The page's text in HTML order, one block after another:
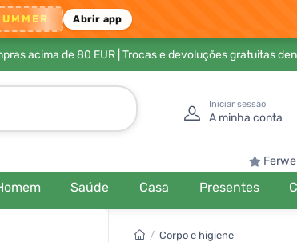
Abrir app
acima de 80 EUR| Trocas e devoluções gratuitas
Iniciar sessão
A minha conta
Saúde Casa Presentes
/ Corpo e higiene